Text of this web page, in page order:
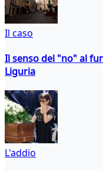
Il caso
Il senso del "no" al
Liguria
L'addio